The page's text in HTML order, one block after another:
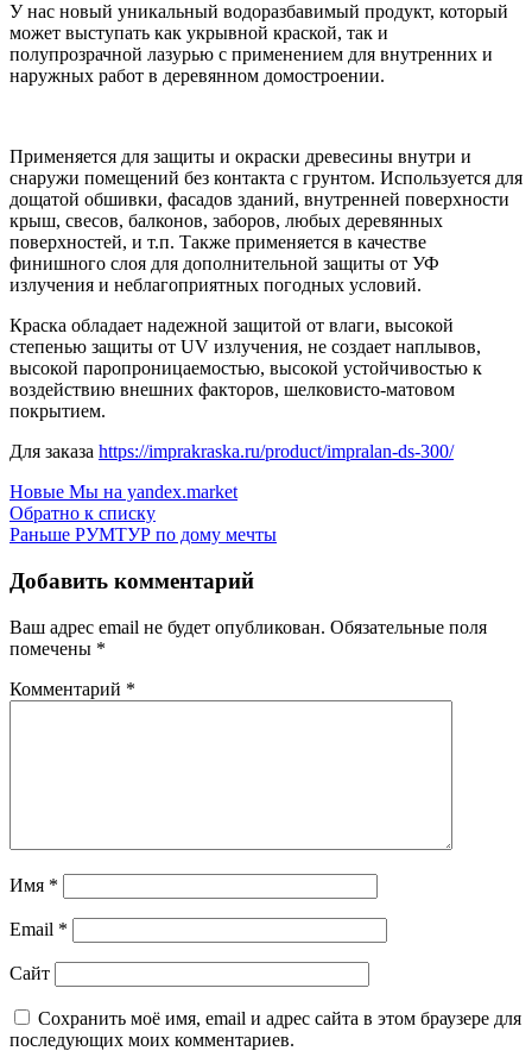
У нас новый уникальный водоразбавимый продукт, который
может выступать как укрывной краской, так и
полупрозрачной лазурью с применением для внутренних и
наружных работ в деревянном домостроении.
Применяется для защиты и окраски древесины внутри и
снаружи помещений без контакта с грунтом. Используется для
дощатой обшивки, фасадов зданий, внутренней поверхности
крыш, свесов, балконов, заборов, любых деревянных
поверхностей, и т.п. Также применяется в качестве
финишного слоя для дополнительной защиты от УФ
излучения и неблагоприятных погодных условий.
Краска обладает надежной защитой от влаги, высокой
степенью защиты от UV излучения, не создает наплывов,
высокой паропроницаемостью, высокой устойчивостью к
воздействию внешних факторов, шелковисто-матовом
покрытием.
Для заказа https://imprakraska.ru/product/impralan-ds-300/
Новые Мы на yandex.market
Обратно к списку
Раньше РУМТУР по дому мечты
Добавить комментарий
Ваш адрес email не будет опубликован. Обязательные поля
помечены *
Комментарий *
Имя *
Email *
Сайт
Сохранить моё имя, email и адрес сайта в этом браузере для
последующих моих комментариев.